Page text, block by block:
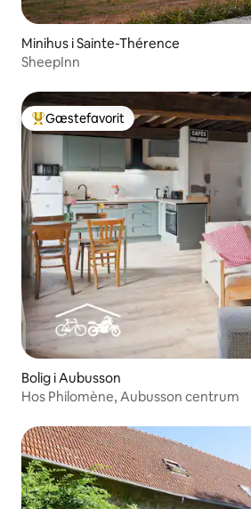
Minihus i Sainte-Thérence
SheepInn
Bedste gæstefavorit
Gæstefavorit
Bolig i Aubusson
Hos Philomène, Aubusson centrum